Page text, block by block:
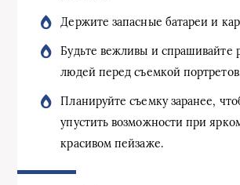
Держите запасные батареи и
Будьте вежливы и спрашивайте
людей перед съемкой
Планируйте съемку заранее,
упустить возможности при
красивом пейзаже.